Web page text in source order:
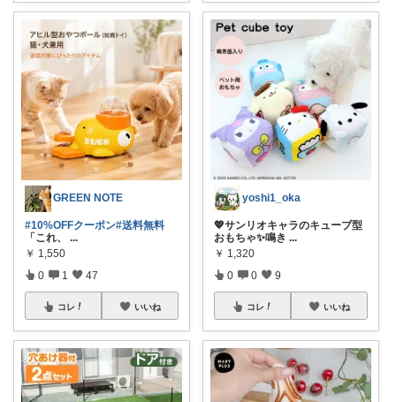
GREEN NOTE
#10%OFFクーポン#送料無料
「これ、
...
￥ 1,550
0 1 47
コレ いいね
yoshi1_oka
💖サンリオキャラのキューブ型
おもちゃ✨鳴き ...
￥ 1,320
0 0 9
コレ いいね